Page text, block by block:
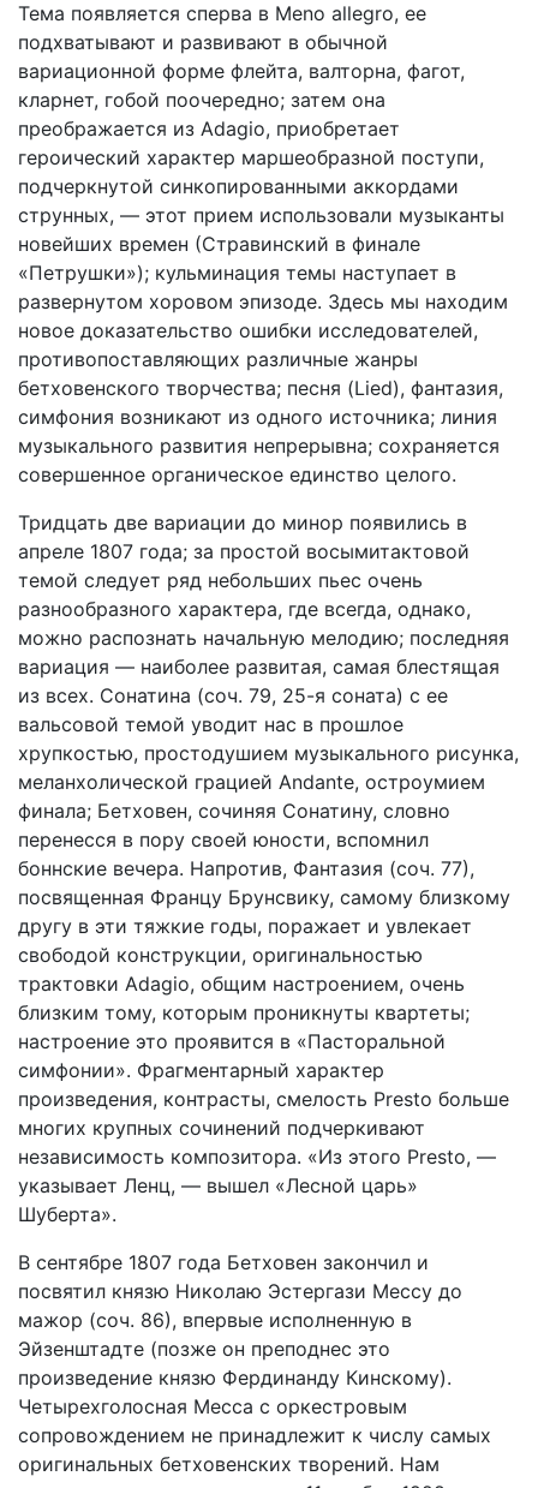
Тема появляется сперва в Meno allegro, ее
подхватывают и развивают в обычной
вариационной форме флейта, валторна, фагот,
кларнет, гобой поочередно; затем она
преображается из Adagio, приобретает
героический характер маршеобразной поступи,
подчеркнутой синкопированными аккордами
струнных, — этот прием использовали музыканты
новейших времен (Стравинский в финале
«Петрушки»); кульминация темы наступает в
развернутом хоровом эпизоде. Здесь мы находим
новое доказательство ошибки исследователей,
противопоставляющих различные жанры
бетховенского творчества; песня (Lied), фантазия,
симфония возникают из одного источника; линия
музыкального развития непрерывна; сохраняется
совершенное органическое единство целого.
Тридцать две вариации до минор появились в
апреле 1807 года; за простой восымитактовой
темой следует ряд небольших пьес очень
разнообразного характера, где всегда, однако,
можно распознать начальную мелодию; последняя
вариация — наиболее развитая, самая блестящая
из всех. Сонатина (соч. 79, 25-я соната) с ее
вальсовой темой уводит нас в прошлое
хрупкостью, простодушием музыкального рисунка,
меланхолической грацией Andante, остроумием
финала; Бетховен, сочиняя Сонатину, словно
перенесся в пору своей юности, вспомнил
боннские вечера. Напротив, Фантазия (соч. 77),
посвященная Францу Брунсвику, самому близкому
другу в эти тяжкие годы, поражает и увлекает
свободой конструкции, оригинальностью
трактовки Adagio, общим настроением, очень
близким тому, которым проникнуты квартеты;
настроение это проявится в «Пасторальной
симфонии». Фрагментарный характер
произведения, контрасты, смелость Presto больше
многих крупных сочинений подчеркивают
независимость композитора. «Из этого Presto, —
указывает Ленц, — вышел «Лесной царь»
Шуберта».
В сентябре 1807 года Бетховен закончил и
посвятил князю Николаю Эстергази Мессу до
мажор (соч. 86), впервые исполненную в
Эйзенштадте (позже он преподнес это
произведение князю Фердинанду Кинскому).
Четырехголосная Месса с оркестровым
сопровождением не принадлежит к числу самых
оригинальных бетховенcких творений. Нам